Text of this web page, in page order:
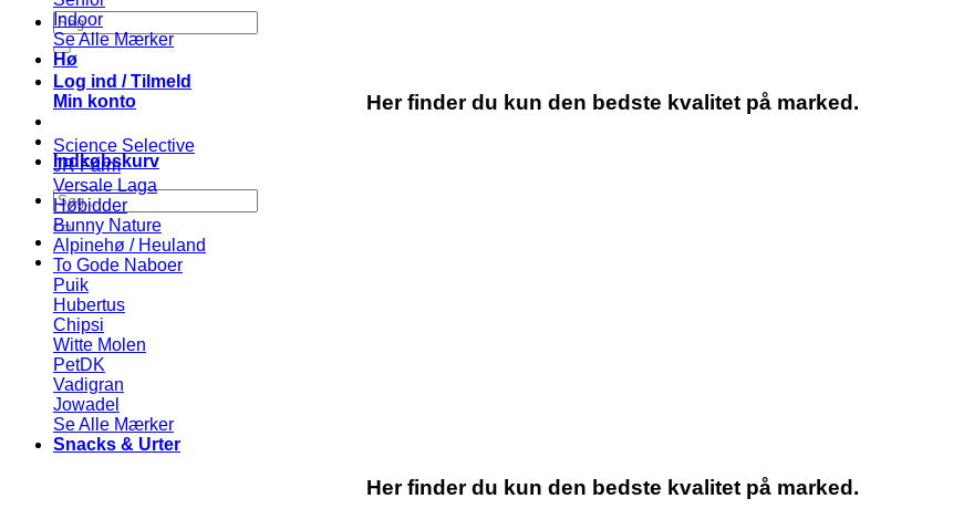
Søg
efter:
Log ind / Tilmeld
Min konto
Indkøbskurv
Søg
efter:
Indoor
Se Alle Mærker
Hø
Her finder du kun den bedste kvalitet på marked.
Science Selective
JR Farm
Versale Laga
Høbidder
Bunny Nature
Alpinehø / Heuland
To Gode Naboer
Puik
Hubertus
Chipsi
Witte Molen
PetDK
Vadigran
Jowadel
Se Alle Mærker
Snacks & Urter
Her finder du kun den bedste kvalitet på marked.